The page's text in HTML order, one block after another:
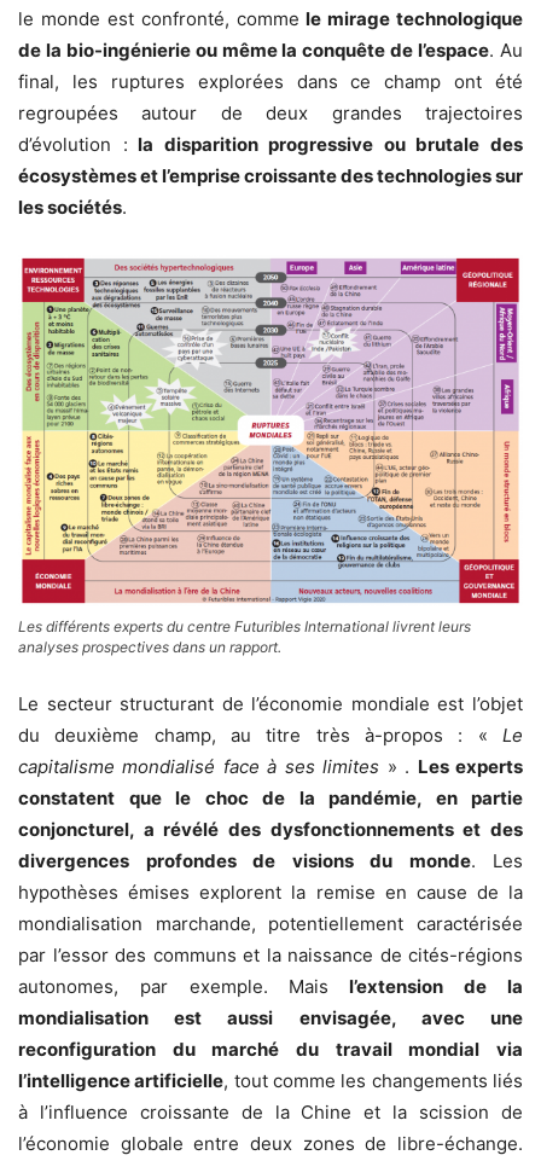
le monde est confronté, comme le mirage technologique
de la bio-ingénierie ou même la conquête de l’espace. Au
final, les ruptures explorées dans ce champ ont été
regroupées autour de deux grandes trajectoires
d’évolution : la disparition progressive ou brutale des
écosystèmes et l’emprise croissante des technologies sur
les sociétés.
Les différents experts du centre Futuribles International livrent leurs
analyses prospectives dans un rapport.
Le secteur structurant de l’économie mondiale est l’objet
du deuxième champ, au titre très à-propos : « Le
capitalisme mondialisé face à ses limites » . Les experts
constatent que le choc de la pandémie, en partie
conjoncturel, a révélé des dysfonctionnements et des
divergences pro­fondes de visions du monde. Les
hypothèses émises explorent la remise en cause de la
mondialisation marchande, potentiellement caractérisée
par l’essor des communs et la naissance de cités-régions
autonomes, par exemple. Mais l’extension de la
mondialisation est aussi envisagée, avec une
reconfiguration du marché du tra­vail mondial via
l’intelligence artificielle, tout comme les changements liés
à l’influence croissante de la Chine et la scission de
l’économie globale entre deux zones de libre-échange.